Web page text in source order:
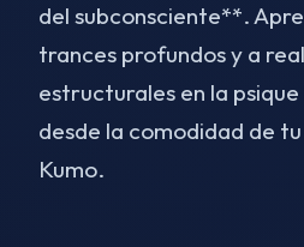
del subconsciente**.
trances profundos y a
estructurales en la
desde la comodidad de
Kumo.